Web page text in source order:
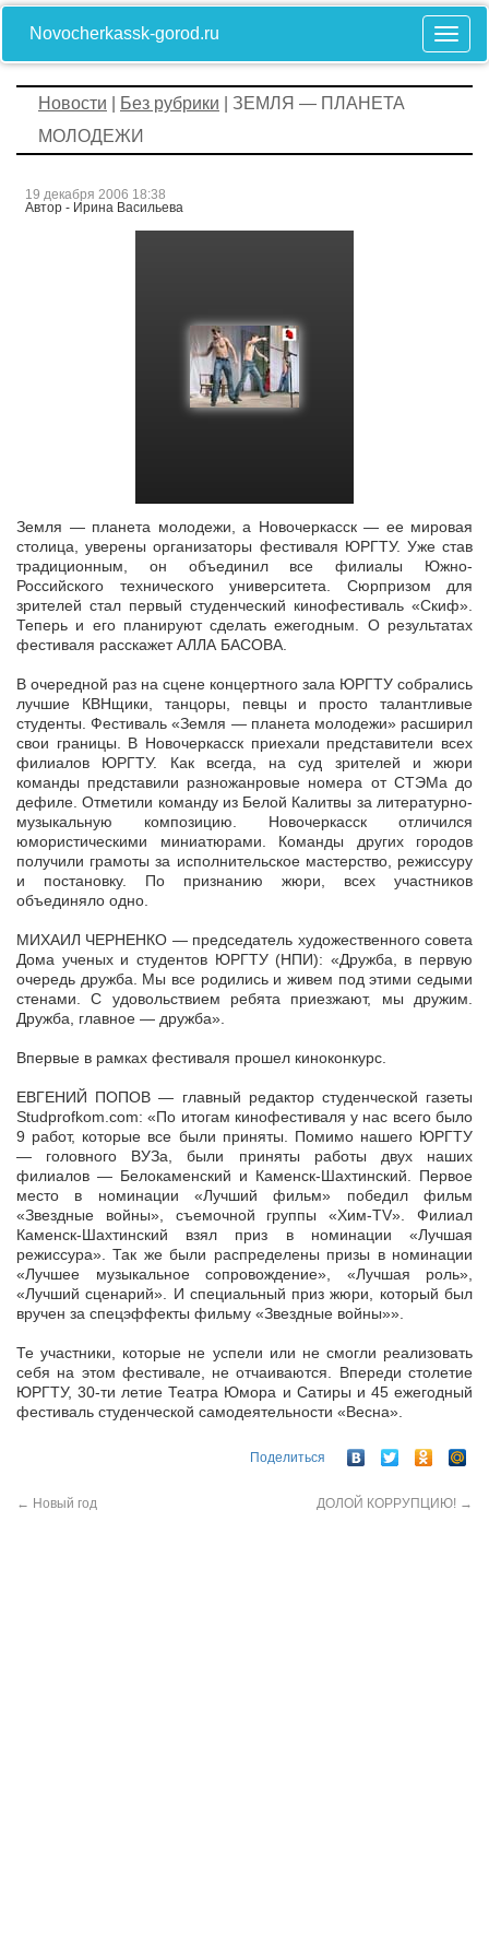
Novocherkassk-gorod.ru
Новости Без рубрики | ЗЕМЛЯ — ПЛАНЕТА
МОЛОДЕЖИ
19 декабря 2006 18:38
Автор - Ирина Васильева
Земля — планета молодежи, а Новочеркасск — ее мировая
столица, уверены организаторы фестиваля ЮРГТУ. Уже став
традиционным, он объединил все филиалы Южно-
Российского технического университета.
Сюрпризом для
зрителей стал первый студенческий кинофестиваль «Скиф».
Теперь и его планируют сделать ежегодным. О результатах
фестиваля расскажет АЛЛА БАСОВА.
В очередной раз на сцене концертного зала ЮРГТУ собрались
лучшие КВНщики, танцоры, певцы и просто талантливые
студенты. Фестиваль «Земля — планета молодежи» расширил
свои границы. В Новочеркасск приехали представители всех
филиалов ЮРГТУ. Как всегда, на суд зрителей и жюри
команды представили разножанровые номера от СТЭМа до
дефиле. Отметили команду из Белой Калитвы за литературно-
музыкальную композицию. Новочеркасск отличился
юмористическими миниатюрами. Команды других городов
получили грамоты за исполнительское мастерство, режиссуру
и постановку. По признанию жюри, всех участников
объединяло одно.
МИХАИЛ ЧЕРНЕНКО — председатель художественного совета
Дома ученых и студентов ЮРГТУ (НПИ): «Дружба, в первую
очередь дружба. Мы все родились и живем под этими седыми
стенами. С удовольствием ребята приезжают, мы дружим.
Дружба, главное — дружба».
Впервые в рамках фестиваля прошел киноконкурс.
ЕВГЕНИЙ ПОПОВ — главный редактор студенческой газеты
Studprofkom.com: «По итогам кинофестиваля у нас всего было
9 работ, которые все были приняты. Помимо нашего ЮРГТУ
— головного ВУЗа, были приняты работы двух наших
филиалов — Белокаменский и Каменск-Шахтинский. Первое
место в номинации «Лучший фильм» победил фильм
«Звездные войны», съемочной группы «Хим-TV». Филиал
Каменск-Шахтинский взял приз в номинации «Лучшая
режиссура». Так же были распределены призы в номинации
«Лучшее музыкальное сопровождение», «Лучшая роль»,
«Лучший сценарий». И специальный приз жюри, который был
вручен за спецэффекты фильму «Звездные войны»».
Те участники, которые не успели или не смогли реализовать
себя на этом фестивале, не отчаиваются. Впереди столетие
ЮРГТУ, 30-ти летие Театра Юмора и Сатиры и 45 ежегодный
фестиваль студенческой самодеятельности «Весна».
Поделиться
← Новый год ДОЛОЙ КОРРУПЦИЮ! →